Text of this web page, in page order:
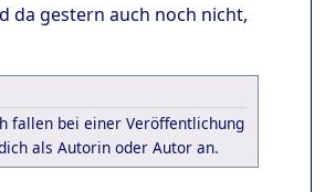
da gestern auch noch nicht,
fallen bei einer Veröffentlichung
als Autorin oder Autor an.